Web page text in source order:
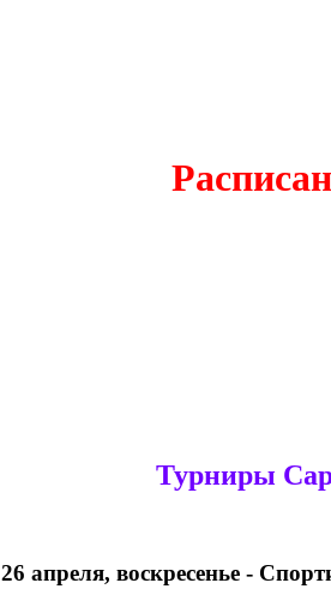
Турниры
26 апреля, воскресенье -